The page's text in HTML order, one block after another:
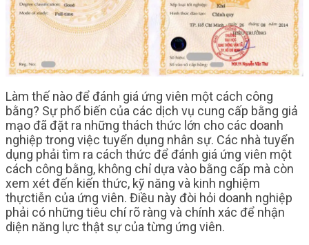
Làm thế nào để đánh giá ứng viên một cách công
bằng? Sự phổ biến của các dịch vụ cung cấp bằng giả
mạo đã đặt ra những thách thức lớn cho các doanh
nghiệp trong việc tuyển dụng nhân sự. Các nhà tuyển
dụng phải tìm ra cách thức để đánh giá ứng viên một
cách công bằng, không chỉ dựa vào bằng cấp mà còn
xem xét đến kiến thức, kỹ năng và kinh nghiệm
thựctiễn của ứng viên. Điều này đòi hỏi doanh nghiệp
phải có những tiêu chí rõ ràng và chính xác để nhận
diện năng lực thật sự của từng ứng viên.